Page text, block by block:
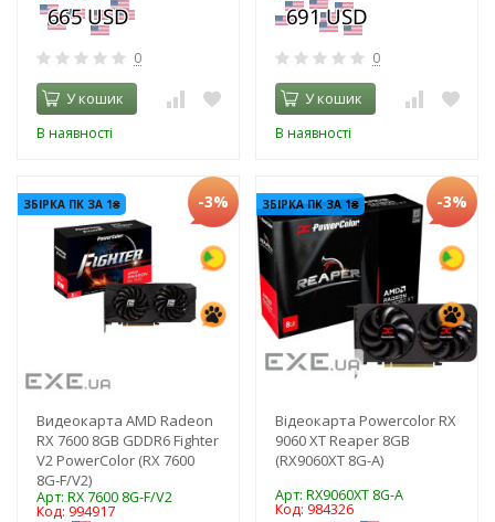
0
У кошик
В наявності
0
У кошик
В наявності
ЗБІРКА ПК ЗА 1₴ -3%
Видеокарта AMD Radeon
RX 7600 8GB GDDR6 Fighter
V2 PowerColor (RX 7600
8G-F/V2)
Арт: RX 7600 8G-F/V2
Код: 994917
ЗБІРКА ПК ЗА 1₴ -3%
Відеокарта Powercolor RX
9060 XT Reaper 8GB
(RX9060XT 8G-A)
Арт: RX9060XT 8G-A
Код: 984326